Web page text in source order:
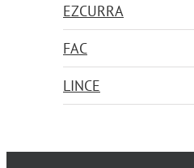
EZCURRA
FAC
LINCE